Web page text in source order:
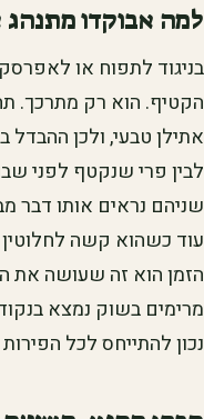
למה אבוקדו
בניגוד לתפוח או
הקטיף. הוא רק מתרכך.
אתילן טבעי, ולכן
לבין פרי שנקטף לפני
שניהם נראים אותו דבר
עוד כשהוא קשה
הזמן הוא זה שעושה את
מרימים בשוק נמצא
נכון להתייחס לכל